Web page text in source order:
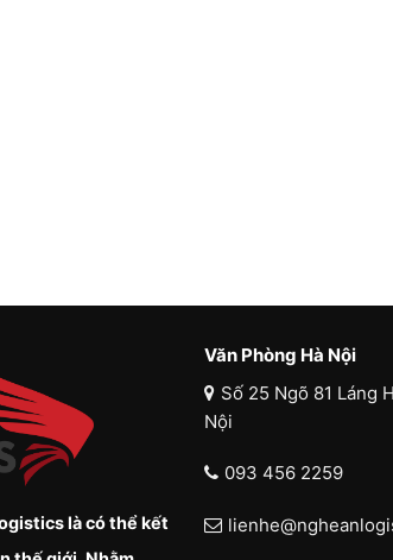
là có thể kết
Văn Phòng Hà Nội
Số 25 Ngõ 81 Láng
Nội
093 456 2259